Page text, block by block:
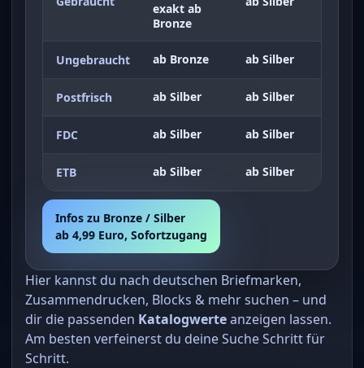
exakt ab
Bronze
Ungebraucht ab Bronze ab Silber
Postfrisch ab Silber ab Silber
FDC ab Silber ab Silber
ETB ab Silber ab Silber
Infos zu Bronze / Silber
ab 4,99 Euro, Sofortzugang
Hier kannst du nach deutschen Briefmarken,
Zusammendrucken, Blocks & mehr suchen – und
dir die passenden Katalogwerteanzeigen lassen.
Am besten verfeinerst du deine Suche Schritt für
Schritt.